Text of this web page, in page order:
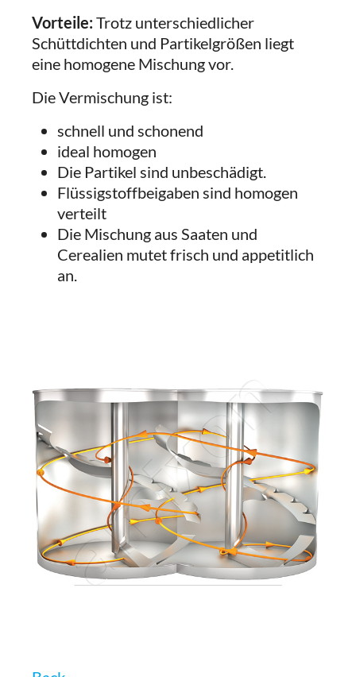
Vorteile: Trotz unterschiedlicher
Schüttdichten und Partikelgrößen liegt
eine homogene Mischung vor.
Die Vermischung ist:
schnell und schonend
ideal homogen
Die Partikel sind unbeschädigt.
Flüssigstoffbeigaben sind homogen
verteilt
Die Mischung aus Saaten und
Cerealien mutet frisch und appetitlich
an.